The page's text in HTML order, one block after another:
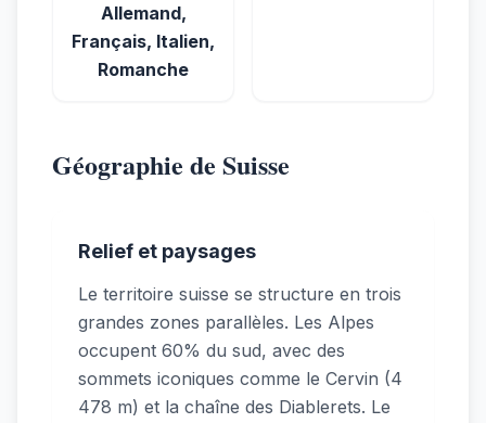
Allemand,
Français, Italien,
Romanche
Géographie de Suisse
Relief et paysages
Le territoire suisse se structure en trois
grandes zones parallèles. Les Alpes
occupent 60% du sud, avec des
sommets iconiques comme le Cervin (4
478 m) et la chaîne des Diablerets. Le